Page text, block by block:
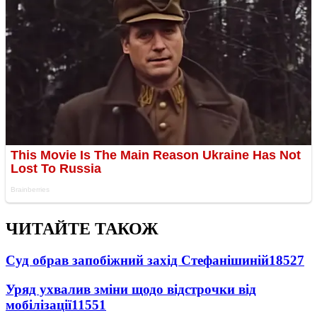
ЧИТАЙТЕ ТАКОЖ
Суд обрав запобіжний захід Стефанішиній18527
Уряд ухвалив зміни щодо відстрочки від
мобілізації11551